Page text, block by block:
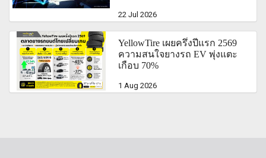
22 Jul 2026
YellowTire เผยครึ่งปีแรก 2569
ความสนใจยางรถ EV พุ่งแตะ
เกือบ 70%
1 Aug 2026